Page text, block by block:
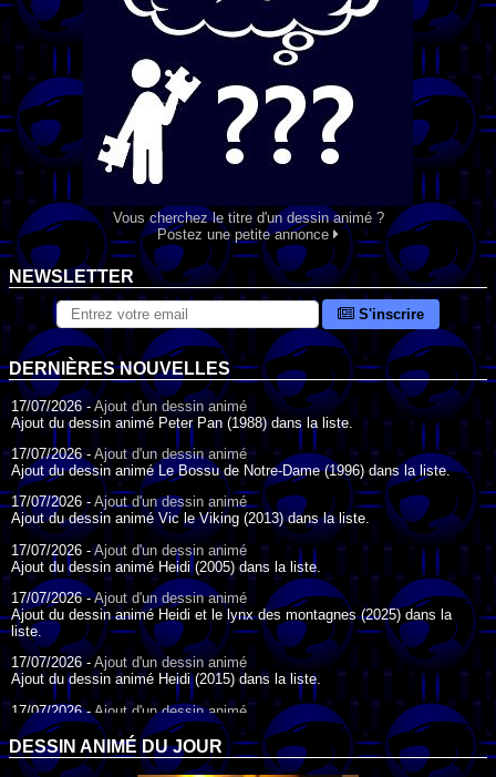
Vous cherchez le titre d'un dessin animé ?
Postez une petite annonce
NEWSLETTER
S'inscrire
DERNIÈRES NOUVELLES
17/07/2026 -Ajout d'un dessin animé
Ajout du dessin animé Peter Pan (1988) dans la liste.
17/07/2026 -Ajout d'un dessin animé
Ajout du dessin animé Le Bossu de Notre-Dame (1996) dans la liste.
17/07/2026 - Ajout d'un dessin animé
Ajout du dessin animé Vic le Viking (2013) dans la liste.
17/07/2026 -Ajout d'un dessin animé
Ajout du dessin animé Heidi (2005) dans la liste.
17/07/2026 -Ajout d'un dessin animé
Ajout du dessin animé Heidi et le lynx des montagnes (2025) dans la
liste.
17/07/2026 -Ajout d'un dessin animé
Ajout du dessin animé Heidi (2015) dans la liste.
17/07/2026 - Ajout d'un dessin animé
Ajout du dessin animé Heidi (1995) dans la liste.
09/07/2026 -Ajout d'un dessin animé
DESSIN ANIMÉ DU JOUR